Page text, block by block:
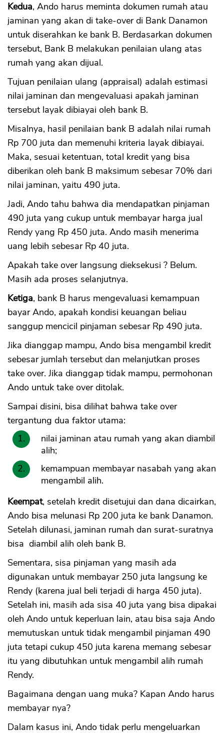
Kedua, Ando harus meminta dokumen rumah atau
jaminan yang akan di take-over di Bank Danamon
untuk diserahkan ke bank B. Berdasarkan dokumen
tersebut, Bank B melakukan penilaian ulang atas
rumah yang akan dijual.
Tujuan penilaian ulang (appraisal) adalah estimasi
nilai jaminan dan mengevaluasi apakah jaminan
tersebut layak dibiayai oleh bank B.
Misalnya, hasil penilaian bank B adalah nilai rumah
Rp 700 juta dan memenuhi kriteria layak dibiayai.
Maka, sesuai ketentuan, total kredit yang bisa
diberikan oleh bank B maksimum sebesar 70% dari
nilai jaminan, yaitu 490 juta.
Jadi, Ando tahu bahwa dia mendapatkan pinjaman
490 juta yang cukup untuk membayar harga jual
Rendy yang Rp 450 juta. Ando masih menerima
uang lebih sebesar Rp 40 juta.
Apakah take over langsung dieksekusi ? Belum.
Masih ada proses selanjutnya.
Ketiga, bank B harus mengevaluasi kemampuan
bayar Ando, apakah kondisi keuangan beliau
sanggup mencicil pinjaman sebesar Rp 490 juta.
Jika dianggap mampu, Ando bisa mengambil kredit
sebesar jumlah tersebut dan melanjutkan proses
take over. Jika dianggap tidak mampu, permohonan
Ando untuk take over ditolak.
Sampai disini, bisa dilihat bahwa take over
tergantung dua faktor utama:
nilai jaminan atau rumah yang akan diambil
alih;
kemampuan membayar nasabah yang akan
mengambil alih.
Keempat, setelah kredit disetujui dan dana dicairkan,
Ando bisa melunasi Rp 200 juta ke bank Danamon.
Setelah dilunasi, jaminan rumah dan surat-suratnya
bisa diambil alih oleh bank B.
Sementara, sisa pinjaman yang masih ada
digunakan untuk membayar 250 juta langsung ke
Rendy (karena jual beli terjadi di harga 450 juta).
Setelah ini, masih ada sisa 40 juta yang bisa dipakai
oleh Ando untuk keperluan lain, atau bisa saja Ando
memutuskan untuk tidak mengambil pinjaman 490
juta tetapi cukup 450 juta karena memang sebesar
itu yang dibutuhkan untuk mengambil alih rumah
Rendy.
Bagaimana dengan uang muka? Kapan Ando harus
membayar nya?
Dalam kasus ini, Ando tidak perlu mengeluarkan
OK
CANCEL